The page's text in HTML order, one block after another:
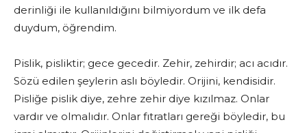
derinliği ile kullanıldığını bilmiyordum ve ilk defa
duydum, öğrendim.
Pislik, pisliktir; gece gecedir. Zehir, zehirdir; acı acıdır.
Sözü edilen şeylerin aslı böyledir. Orijini, kendisidir.
Pisliğe pislik diye, zehre zehir diye kızılmaz. Onlar
vardır ve olmalıdır. Onlar fıtratları gereği böyledir, bu